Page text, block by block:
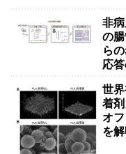
非
の
ら
応
世
着
オ
を